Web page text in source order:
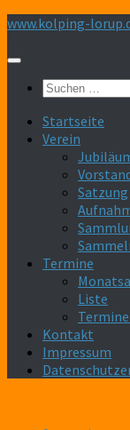
Zum
springen
www.kolping-
Suchen
Startseite
Verein
Satzung
Termine
Liste
Kontakt
Impressum